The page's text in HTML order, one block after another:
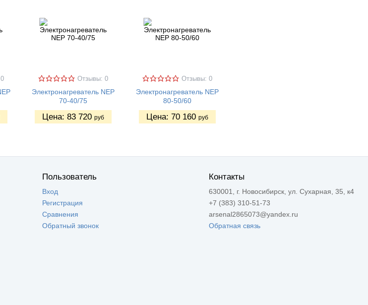
Отзывы: 0
Электронагреватель NEP
70-40/75
Цена: 83 720 руб
Отзывы: 0
Электронагреватель NEP
80-50/60
Цена: 70 160 руб
Пользователь
Вход
Регистрация
Сравнения
Обратный звонок
Контакты
630001, г. Новосибирск, ул. Сухарная, 35, к4
+7 (383) 310-51-73
arsenal2865073@yandex.ru
Обратная связь